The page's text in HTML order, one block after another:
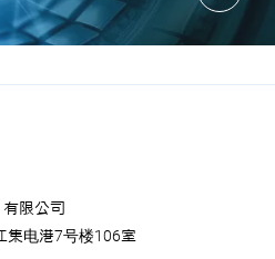
限公司
集电港7号楼106室